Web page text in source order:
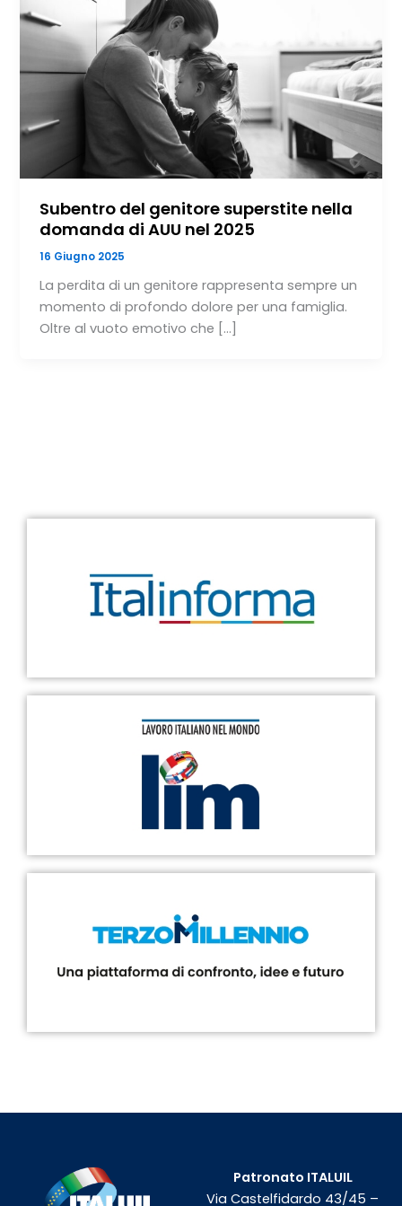
Subentro del genitore superstite nella
domanda di AUU nel 2025
16 Giugno 2025
La perdita di un genitore rappresenta sempre un
momento di profondo dolore per una famiglia.
Oltre al vuoto emotivo che […]
Patronato ITALUIL
Via Castelfidardo 43/45 –